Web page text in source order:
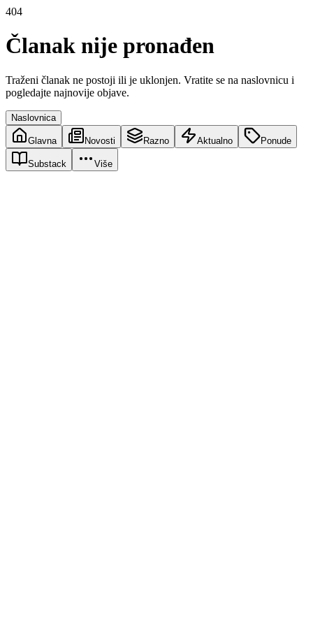
404
Članak nije pronađen
Traženi članak ne postoji ili je uklonjen. Vratite se na naslovnicu i
pogledajte najnovije objave.
Naslovnica
Glavna Novosti Razno Aktualno Ponude
Substack Više